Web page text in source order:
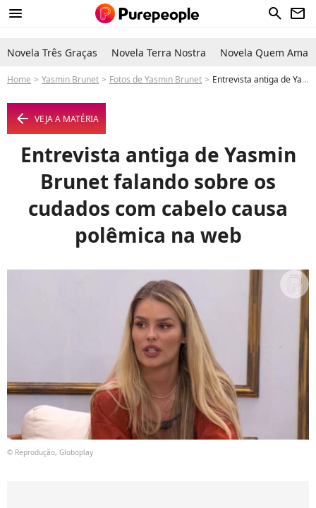
menu search newsletter
Novela Três Graças Novela Terra Nostra Novela Quem Ama
Home Yasmin Brunet Fotos de Yasmin Brunet Entrevista antiga de Yasmin Brunet falando sobre os cudados com cabelo causa polêmica na web - Foto
arrow_left VEJA A MATÉRIA
Entrevista antiga de Yasmin
Brunet falando sobre os
cudados com cabelo causa
polêmica na web
© Reprodução, Globoplay